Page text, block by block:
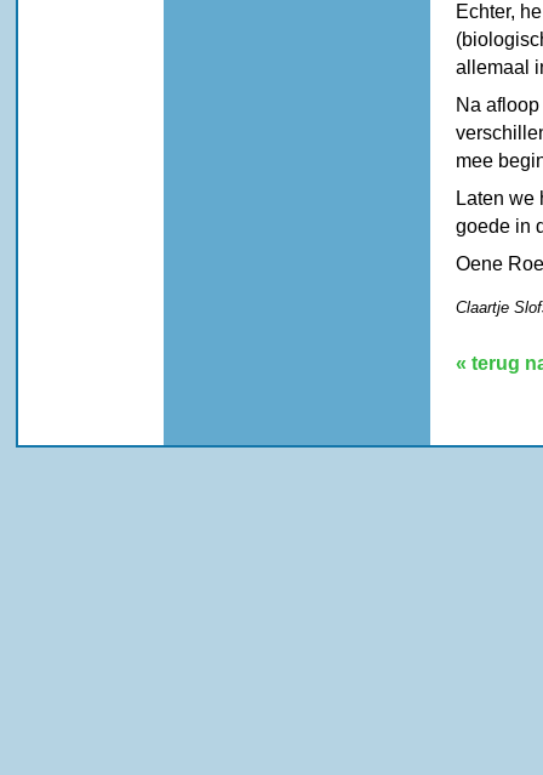
Echter,
allemaal
Na
mee
Laten we
goede in
Oene
Claartje
« terug